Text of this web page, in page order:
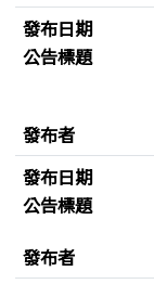
發布日期
公告標題
發布者
發布日期
公告標題
發布者